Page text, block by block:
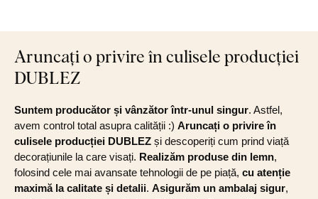
Aruncați o privire în culisele producției
DUBLEZ
Suntem producător și vânzător într-unul singur. Astfel,
avem control total asupra calității :) Aruncați o privire în
culisele producției DUBLEZ și descoperiți cum prind viață
decorațiunile la care visați. Realizăm produse din lemn,
folosind cele mai avansate tehnologii de pe piață, cu atenție
maximă la calitate și detalii. Asigurăm un ambalaj sigur,